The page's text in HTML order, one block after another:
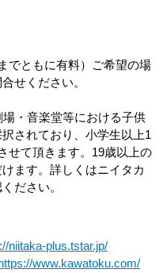
でともに有料）ご希望の場
せください。
・音楽堂等における子供
されており、小学生以上1
せて頂きます。19歳以上の
ます。詳しくはニイタカ
ださい。
niitaka-plus.tstar.jp/
www.kawatoku.com/